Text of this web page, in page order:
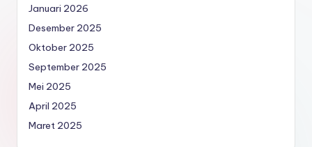
Januari 2026
Desember 2025
Oktober 2025
September 2025
Mei 2025
April 2025
Maret 2025